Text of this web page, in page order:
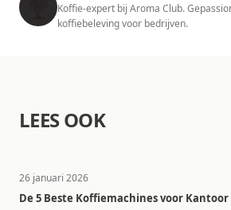
Koffie-expert bij Aroma Club.
koffiebeleving voor bedrijven.
LEES OOK
26 januari 2026
De 5 Beste Koffiemachines voor Kantoor